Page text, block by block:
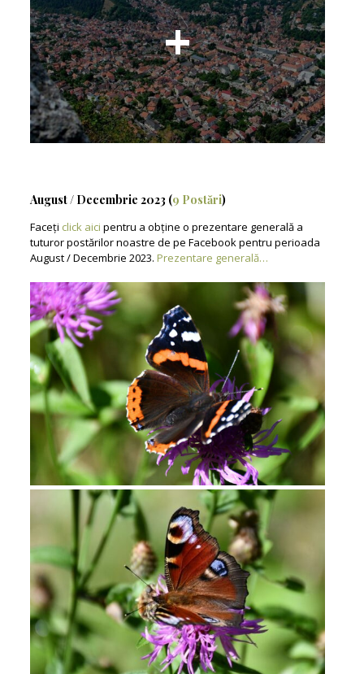
August / Decembrie 2023 (9 Postări)
Faceți click aici pentru a obține o prezentare generală a
tuturor postărilor noastre de pe Facebook pentru perioada
August / Decembrie 2023. Prezentare generală…